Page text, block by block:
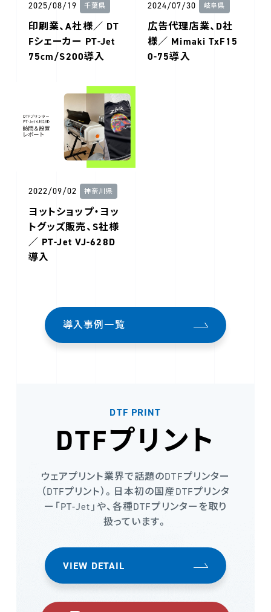
2025/08/19 千葉県
印刷業、A社様／ DT
Fシェーカー PT-Jet
75cm/S200導入
2024/07/30 岐阜県
広告代理店業、D社
様／ Mimaki TxF15
0-75導入
2022/09/02 神奈川県
ヨットショップ・ヨッ
トグッズ販売、S社様
／ PT-Jet VJ-628D
導入
導入事例一覧
DTF PRINT
DTFプリント
ウェアプリント業界で話題のDTFプリンター
（DTFプリント）。日本初の国産DTFプリンタ
ー「PT-Jet」や、各種DTFプリンターを取り
扱っています。
VIEW DETAIL